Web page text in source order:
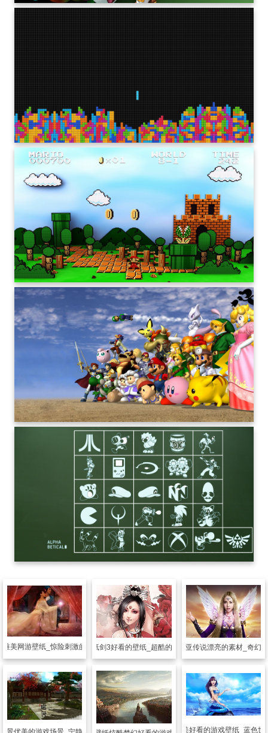
唯美网游壁纸_惊险刺激的游戏世界
游戏壁纸剑3好看的壁纸_超酷的3的游戏
游戏壁纸 诺亚传说漂亮的素材_奇幻
游戏壁纸 精美好看的游戏壁纸_蓝色世